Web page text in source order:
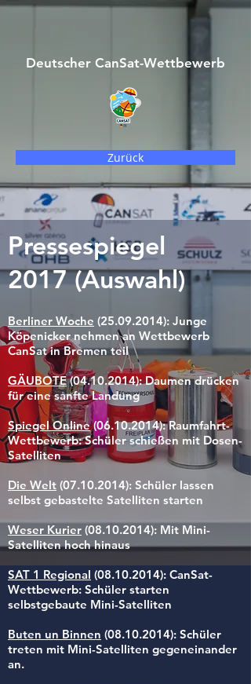
Deutscher CanSat-Wettbewerb
Zurück
Pressespiegel
2017 (Auswahl)
Berliner Woche (25.09.2014): Junge
Köpenicker nehmen an Wettbewerb
CanSat in Bremen teil
GÄUBOTE (04.10.2014): Daumen drücken
für eine sanfte Landung
Spiegel Online (06.10.2014): Raumfahrt-
Wettbewerb: Schüler schießen mit Dosen-
Satelliten
Die Welt (07.10.2014): Schüler lassen
selbst gebastelte Satelliten starten
Weser Kurier (08.10.2014): Mit Mini-
Satelliten hoch hinaus
SAT 1 Regional (08.10.2014): CanSat-
Wettbewerb: Schüler starten
selbstgebaute Mini-Satelliten
Buten un Binnen (08.10.2014): Schüler
treten mit Mini-Satelliten gegeneinander
an.